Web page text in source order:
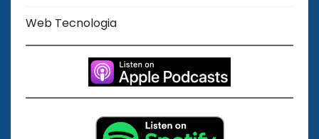
Web Tecnologia